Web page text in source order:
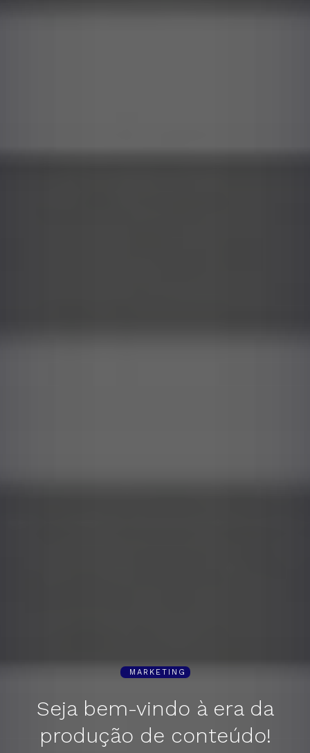
MARKETING
Seja bem-vindo à era da
produção de conteúdo!